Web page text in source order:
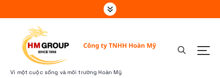
k
Vì một cuộc sống và môi trường Hoàn Mỹ